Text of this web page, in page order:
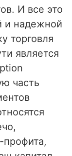
И все это
и надежной
торговля
является
часть
профита,